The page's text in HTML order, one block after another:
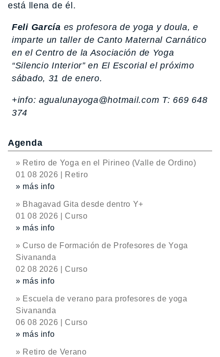
está llena de él.
Feli García es profesora de yoga y doula, e
imparte un taller de Canto Maternal Carnático
en el Centro de la Asociación de Yoga
“Silencio Interior” en El Escorial el próximo
sábado, 31 de enero.
+info: agualunayoga@hotmail.com T: 669 648
374
Agenda
» Retiro de Yoga en el Pirineo (Valle de Ordino)
01 08 2026 | Retiro
» más info
» Bhagavad Gita desde dentro Y+
01 08 2026 | Curso
» más info
» Curso de Formación de Profesores de Yoga
Sivananda
02 08 2026 | Curso
» más info
» Escuela de verano para profesores de yoga
Sivananda
06 08 2026 | Curso
» más info
» Retiro de Verano